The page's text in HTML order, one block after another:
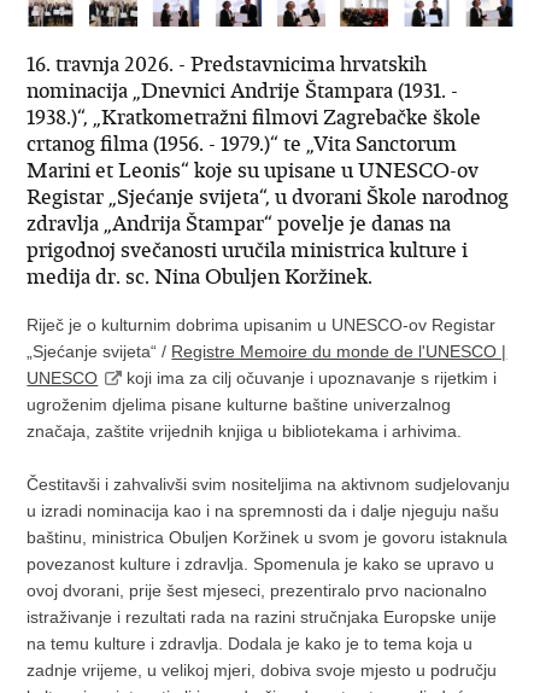
16. travnja 2026. - Predstavnicima hrvatskih
nominacija „Dnevnici Andrije Štampara (1931. -
1938.)“, „Kratkometražni filmovi Zagrebačke škole
crtanog filma (1956. - 1979.)“ te „Vita Sanctorum
Marini et Leonis“ koje su upisane u UNESCO-ov
Registar „Sjećanje svijeta“, u dvorani Škole narodnog
zdravlja „Andrija Štampar“ povelje je danas na
prigodnoj svečanosti uručila ministrica kulture i
medija dr. sc. Nina Obuljen Koržinek.
Riječ je o kulturnim dobrima upisanim u UNESCO-ov Registar
„Sjećanje svijeta“ / Registre Memoire du monde de l'UNESCO |
UNESCO
koji ima za cilj očuvanje i upoznavanje s rijetkim i
ugroženim djelima pisane kulturne baštine univerzalnog
značaja, zaštite vrijednih knjiga u bibliotekama i arhivima.
Čestitavši i zahvalivši svim nositeljima na aktivnom sudjelovanju
u izradi nominacija kao i na spremnosti da i dalje njeguju našu
baštinu, ministrica Obuljen Koržinek u svom je govoru istaknula
povezanost kulture i zdravlja. Spomenula je kako se upravo u
ovoj dvorani, prije šest mjeseci, prezentiralo prvo nacionalno
istraživanje i rezultati rada na razini stručnjaka Europske unije
na temu kulture i zdravlja. Dodala je kako je to tema koja u
zadnje vrijeme, u velikoj mjeri, dobiva svoje mjesto u području